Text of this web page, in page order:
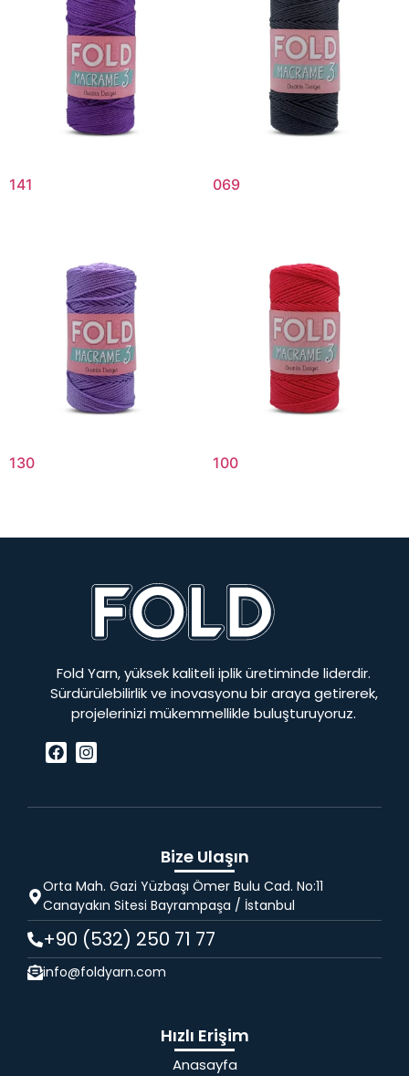
141 069
130 100
Fold Yarn, yüksek kaliteli iplik üretiminde liderdir.
Sürdürülebilirlik ve inovasyonu bir araya getirerek,
projelerinizi mükemmellikle buluşturuyoruz.
Bize Ulaşın
Orta Mah. Gazi Yüzbaşı Ömer Bulu Cad. No:11
Canayakın Sitesi Bayrampaşa / İstanbul
+90 (532) 250 71 77
info@foldyarn.com
Hızlı Erişim
Anasayfa